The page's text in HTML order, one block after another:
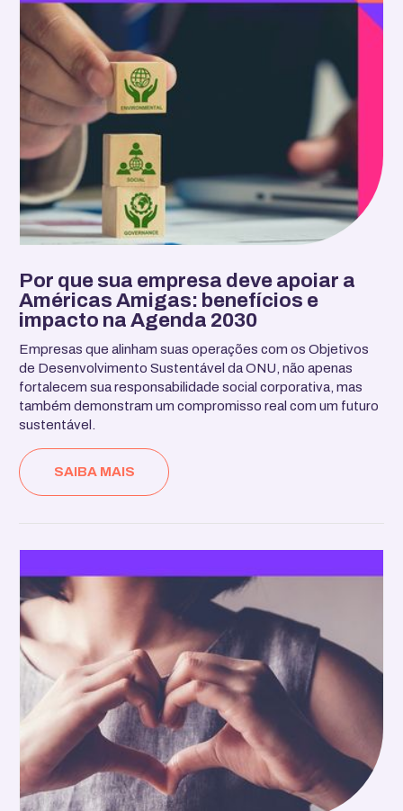
Por que sua empresa deve apoiar a
Américas Amigas: benefícios e
impacto na Agenda 2030
Empresas que alinham suas operações com os Objetivos
de Desenvolvimento Sustentável da ONU, não apenas
fortalecem sua responsabilidade social corporativa, mas
também demonstram um compromisso real com um futuro
sustentável.
SAIBA MAIS